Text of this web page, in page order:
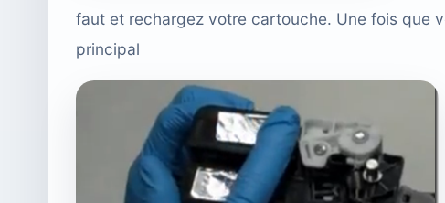
faut et rechargez votre cartouche. Une fois que
principal